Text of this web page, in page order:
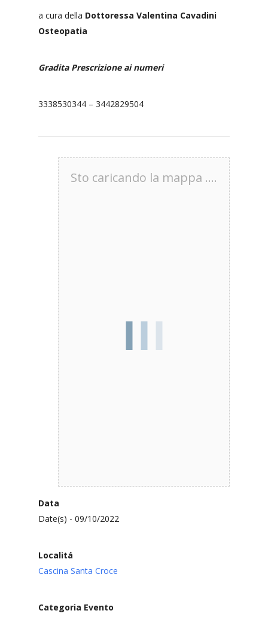
a cura della Dottoressa Valentina Cavadini
Osteopatia
Gradita Prescrizione ai numeri
3338530344 – 3442829504
Sto caricando la mappa ....
Data
Date(s) - 09/10/2022
Localitá
Cascina Santa Croce
Categoria Evento